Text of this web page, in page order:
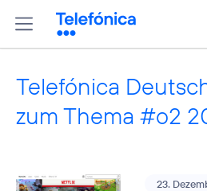
Telefónica
zum Thema #o2
23.